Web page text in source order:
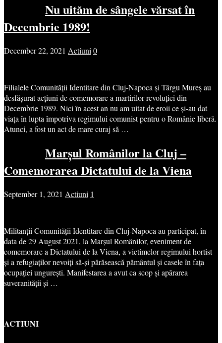
Nu uităm de sângele vărsat în
Decembrie 1989!
December 22, 2021 Actiuni0
Filialele Comunității Identitare din Cluj-Napoca și Târgu Mureș au
desfășurat acțiuni de comemorare a martirilor revoluției din
Decembrie 1989. Nici în acest an nu am uitat de eroii ce și-au dat
viața în lupta împotriva regimului comunist pentru o Românie liberă.
Atunci, a fost un act de mare curaj să …
Marșul Românilor la Cluj –
Comemorarea Dictatului de la Viena
September 1, 2021 Actiuni 1
Militanții Comunității Identitare din Cluj-Napoca au participat, în
data de 29 August 2021, la Marșul Românilor, eveniment de
comemorare a Dictatului de la Viena, a victimelor regimului hortist
și a refugiaților nevoiți să-și părăsească pământul și casele în fața
ocupației ungurești. Manifestarea a avut ca scop și apărarea
suveranității și …
ACTIUNI